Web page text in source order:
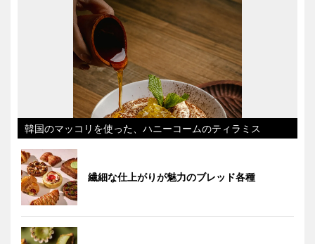
韓国のマッコリを使った、ハニーコームのティラミス
繊細な仕上がりが魅力のブレッド各種